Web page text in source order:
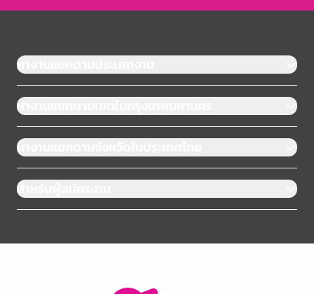
หางานแยกตามประเภทงาน
หางานแยกตามเขตในกรุงเทพมหานคร
หางานแยกตามจังหวัดในประเทศไทย
สำหรับผู้สมัครงาน